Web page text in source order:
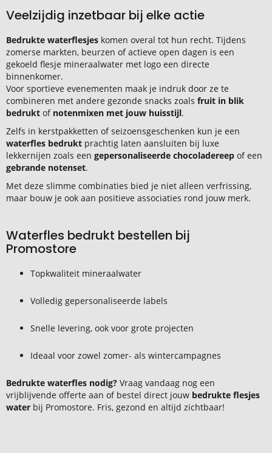
Veelzijdig inzetbaar bij elke actie
Bedrukte waterflesjes komen overal tot hun recht. Tijdens
zomerse markten, beurzen of actieve open dagen is een
gekoeld flesje mineraalwater met logo een directe
binnenkomer.
Voor sportieve evenementen maak je indruk door ze te
combineren met andere gezonde snacks zoals fruit in blik
bedrukt of notenmixen met jouw huisstijl.
Zelfs in kerstpakketten of seizoensgeschenken kun je een
waterfles bedrukt prachtig laten aansluiten bij luxe
lekkernijen zoals een gepersonaliseerde chocoladereep of een
gebrande notenset.
Met deze slimme combinaties bied je niet alleen verfrissing,
maar bouw je ook aan positieve associaties rond jouw merk.
Waterfles bedrukt bestellen bij
Promostore
Topkwaliteit mineraalwater
Volledig gepersonaliseerde labels
Snelle levering, ook voor grote projecten
Ideaal voor zowel zomer- als wintercampagnes
Bedrukte waterfles nodig? Vraag vandaag nog een
vrijblijvende offerte aan of bestel direct jouw bedrukte flesjes
water bij Promostore. Fris, gezond en altijd zichtbaar!